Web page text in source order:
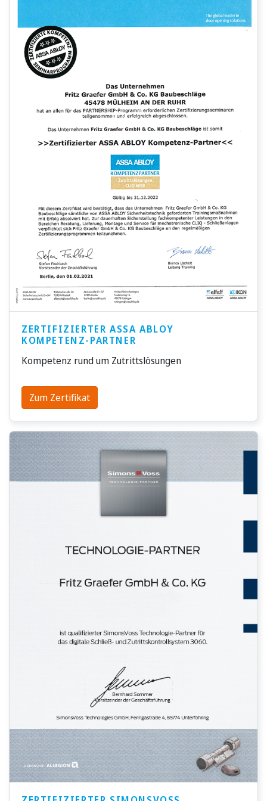
ZERTIFIZIERTER ASSA ABLOY
KOMPETENZ-PARTNER
Kompetenz rund um Zutrittslösungen
Zum Zertifikat